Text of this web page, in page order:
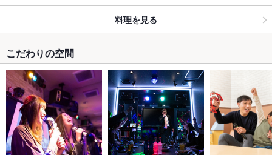
料理を見る
こだわりの空間